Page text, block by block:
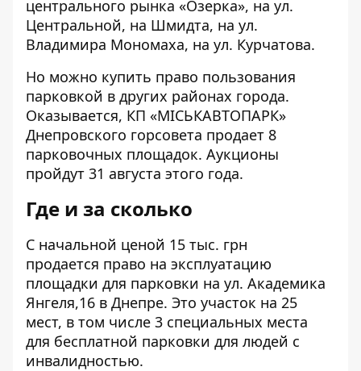
центрального рынка «Озерка», на ул.
Центральной, на Шмидта, на ул.
Владимира Мономаха, на ул. Курчатова.
Но можно купить право пользования
парковкой в других районах города.
Оказывается, КП «МІСЬКАВТОПАРК»
Днепровского горсовета продает 8
парковочных площадок. Аукционы
пройдут 31 августа этого года.
Где и за сколько
С начальной ценой 15 тыс. грн
продается право на эксплуатацию
площадки для парковки на ул. Академика
Янгеля,16 в Днепре. Это участок на 25
мест, в том числе 3 специальных места
для бесплатной парковки для людей с
инвалидностью.